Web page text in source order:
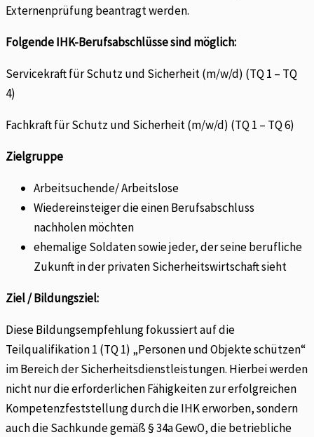
Externenprüfung beantragt werden.
Folgende IHK-Berufsabschlüsse sind möglich:
Servicekraft für Schutz und Sicherheit (m/w/d) (TQ 1 – TQ
4)
Fachkraft für Schutz und Sicherheit (m/w/d) (TQ 1 – TQ 6)
Zielgruppe
Arbeitsuchende/ Arbeitslose
Wiedereinsteiger die einen Berufsabschluss
nachholen möchten
ehemalige Soldaten sowie jeder, der seine berufliche
Zukunft in der privaten Sicherheitswirtschaft sieht
Ziel / Bildungsziel:
Diese Bildungsempfehlung fokussiert auf die
Teilqualifikation 1 (TQ 1) „Personen und Objekte schützen“
im Bereich der Sicherheitsdienstleistungen. Hierbei werden
nicht nur die erforderlichen Fähigkeiten zur erfolgreichen
Kompetenzfeststellung durch die IHK erworben, sondern
auch die Sachkunde gemäß § 34a GewO, die betriebliche